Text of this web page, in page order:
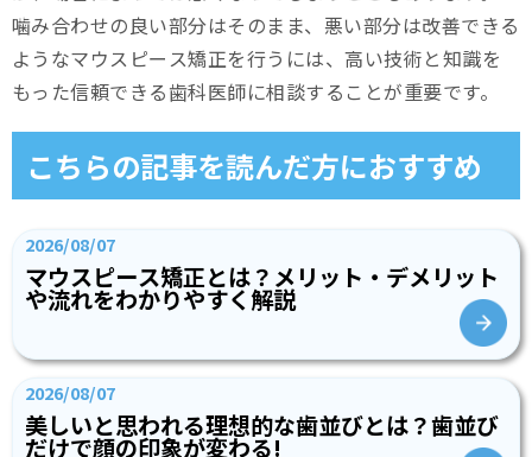
噛み合わせの良い部分はそのまま、悪い部分は改善できる
ようなマウスピース矯正を行うには、高い技術と知識を
もった信頼できる歯科医師に相談することが重要です。
こちらの記事を読んだ方におすすめ
2026/08/07
マウスピース矯正とは？メリット・デメリット
や流れをわかりやすく解説
2026/08/07
美しいと思われる理想的な歯並びとは？歯並び
だけで顔の印象が変わる!